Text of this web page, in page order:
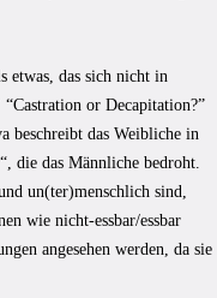
etwas, das sich nicht in
or Decapitation?”
beschreibt das Weibliche in
die das Männliche bedroht.
un(ter)menschlich sind,
wie nicht-essbar/essbar
angesehen werden, da sie